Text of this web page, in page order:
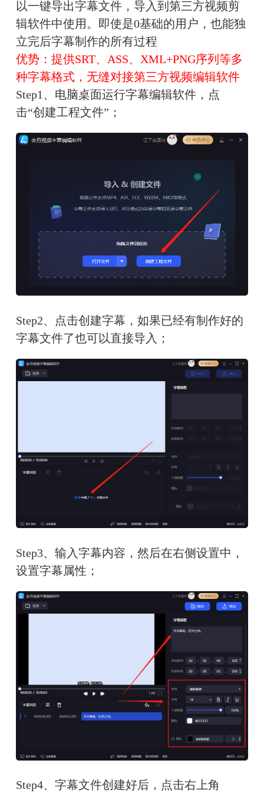
以一键导出字幕文件，导入到第三方视频剪
辑软件中使用。即使是0基础的用户，也能独
立完后字幕制作的所有过程
优势：提供SRT、ASS、XML+PNG序列等多
种字幕格式，无缝对接第三方视频编辑软件
Step1、电脑桌面运行字幕编辑软件，点
击“创建工程文件”；
Step2、点击创建字幕，如果已经有制作好的
字幕文件了也可以直接导入；
Step3、输入字幕内容，然后在右侧设置中，
设置字幕属性；
Step4、字幕文件创建好后，点击右上角